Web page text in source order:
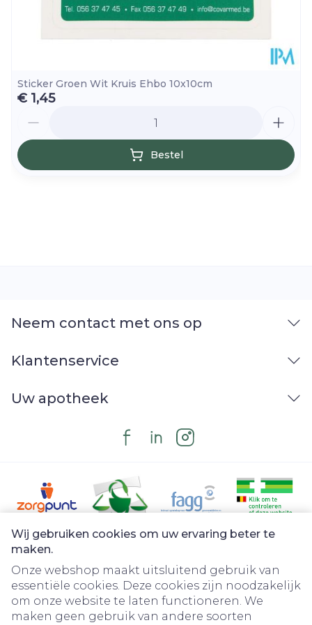
Wij gebruiken cookies om uw ervaring beter te
maken.
Onze webshop maakt uitsluitend gebruik van
essentiële cookies. Deze cookies zijn noodzakelijk
om onze website te laten functioneren. We
maken geen gebruik van andere soorten
Sticker Groen Wit Kruis Ehbo 10x10cm
€ 1,45
Bestel
Neem contact met ons op
Klantenservice
Uw apotheek
Juridische links